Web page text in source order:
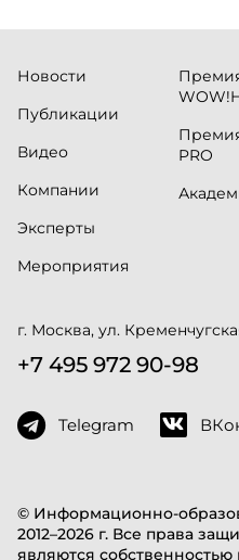
© Информационно-
2012–2026 г. Все права
являются
Новости
Публикации
Видео
Компании
Эксперты
Мероприятия
PRO
г. Москва, ул.
+7 495 972 90-98
Telegram